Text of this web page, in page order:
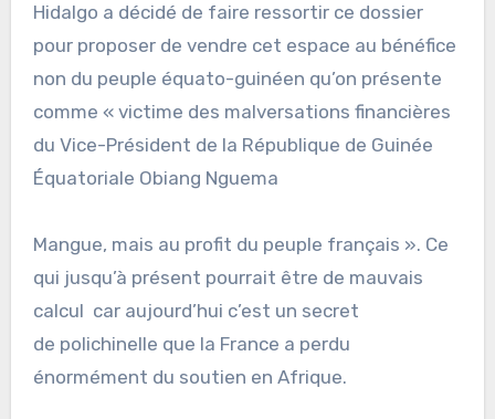
Hidalgo a décidé de faire ressortir ce dossier
pour proposer de vendre cet espace au bénéfice
non du peuple équato-guinéen qu’on présente
comme « victime des malversations financières
du Vice-Président de la République de Guinée
Équatoriale Obiang Nguema
Mangue, mais au profit du peuple français ». Ce
qui jusqu’à présent pourrait être de mauvais
calcul car aujourd’hui c’est un secret
de polichinelle que la France a perdu
énormément du soutien en Afrique.